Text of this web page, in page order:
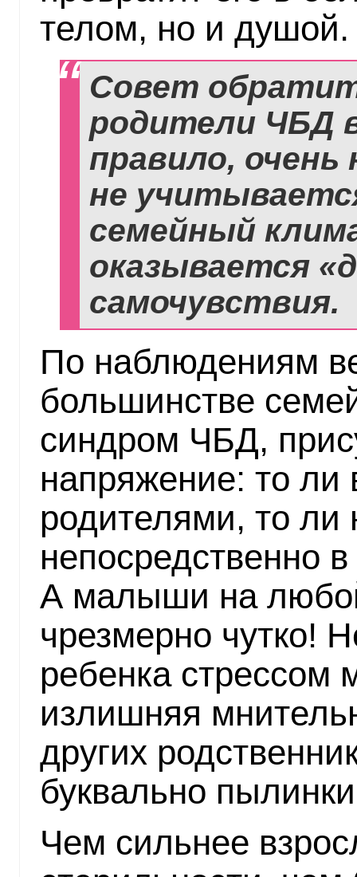
телом, но и душой.
Совет
родители ЧБД
правило,
не
семейный
оказывается
самочувствия.
По наблюдениям
большинстве
синдром ЧБД,
напряжение: то
родителями, то ли
непосредственно
А малыши на
чрезмерно чутко!
ребенка стрессом
излишняя
других
буквально
Чем сильнее